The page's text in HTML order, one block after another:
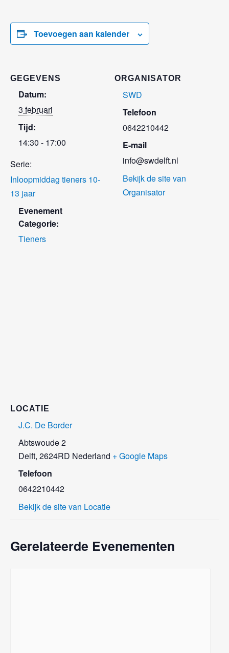
Toevoegen aan kalender
GEGEVENS
Datum:
3 februari
Tijd:
14:30 - 17:00
Serie:
Inloopmiddag tieners 10-
13 jaar
Evenement
Categorie:
Tieners
ORGANISATOR
SWD
Telefoon
0642210442
E-mail
info@swdelft.nl
Bekijk de site van
Organisator
LOCATIE
J.C. De Border
Abtswoude 2
Delft, 2624RD Nederland + Google Maps
Telefoon
0642210442
Bekijk de site van Locatie
Gerelateerde Evenementen